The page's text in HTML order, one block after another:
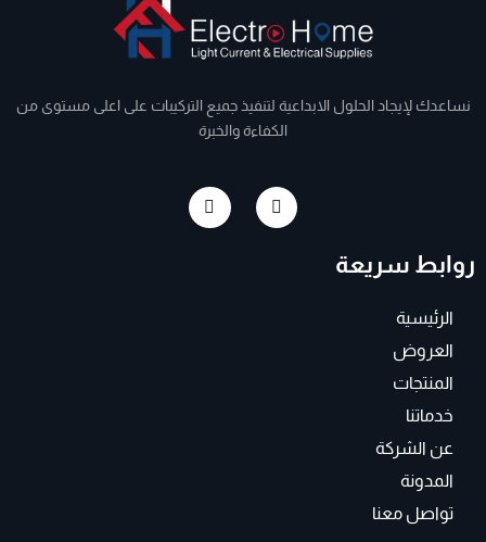
نساعدك لإيجاد الحلول الابداعية لتنفيذ جميع التركيبات على اعلى مستوى من
الكفاءة والخبرة
F
a
c
I
n
s
روابط سريعة
الرئيسية
العروض
المنتجات
خدماتنا
عن الشركة
المدونة
تواصل معنا